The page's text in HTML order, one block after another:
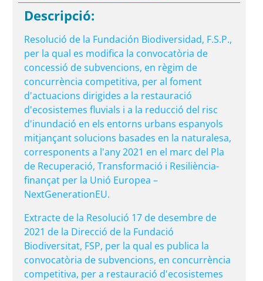
Descripció:
Resolució de la Fundación Biodiversidad, F.S.P.,
per la qual es modifica la convocatòria de
concessió de subvencions, en règim de
concurrència competitiva, per al foment
d'actuacions dirigides a la restauració
d'ecosistemes fluvials i a la reducció del risc
d'inundació en els entorns urbans espanyols
mitjançant solucions basades en la naturalesa,
corresponents a l'any 2021 en el marc del Pla
de Recuperació, Transformació i Resiliència-
finançat per la Unió Europea –
NextGenerationEU.
Extracte de la Resolució 17 de desembre de
2021 de la Direcció de la Fundació
Biodiversitat, FSP, per la qual es publica la
convocatòria de subvencions, en concurrència
competitiva, per a restauració d'ecosistemes